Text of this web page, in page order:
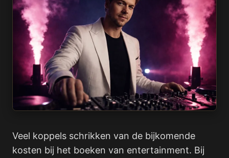
Veel koppels schrikken van de bijkomende
kosten bij het boeken van entertainment. Bij